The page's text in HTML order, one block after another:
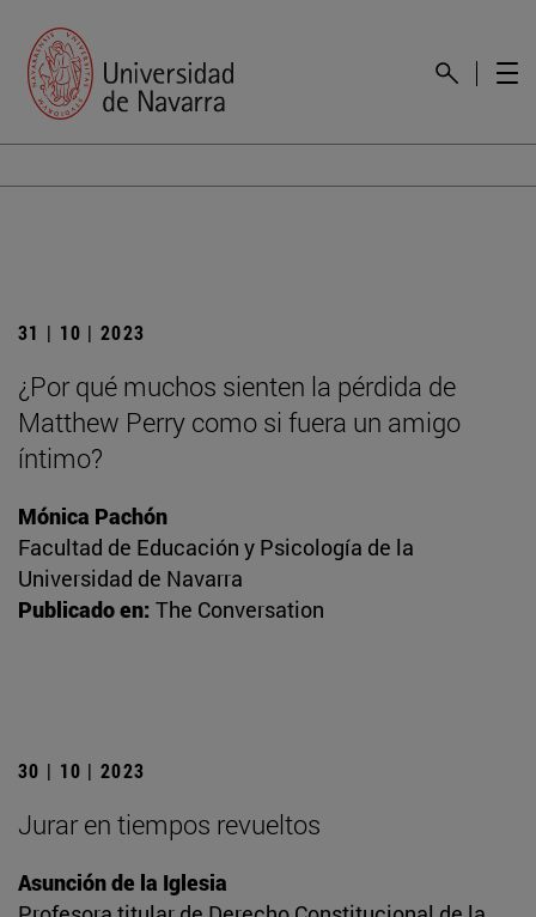
31 | 10 | 2023
¿Por qué muchos sienten la pérdida de
Matthew Perry como si fuera un amigo
íntimo?
Mónica Pachón
Facultad de Educación y Psicología de la
Universidad de Navarra
Publicado en: The Conversation
30 | 10 | 2023
Jurar en tiempos revueltos
Asunción de la Iglesia